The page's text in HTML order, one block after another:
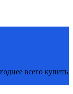
всего купить